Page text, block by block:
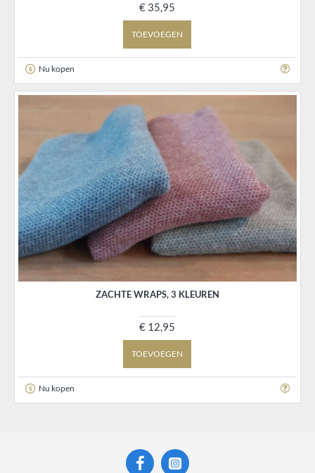
€ 35,95
TOEVOEGEN
Nu kopen
ZACHTE WRAPS, 3 KLEUREN
€ 12,95
TOEVOEGEN
Nu kopen